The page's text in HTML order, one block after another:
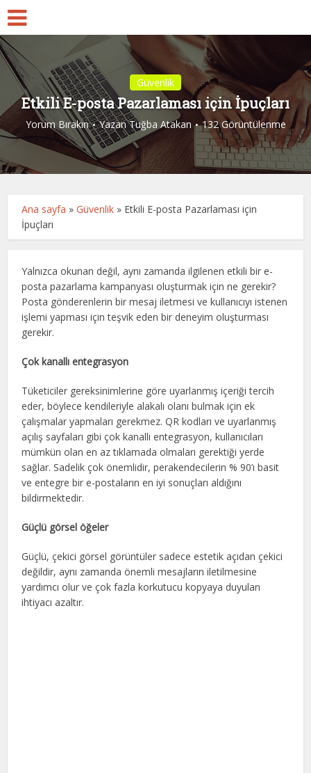
Güvenlik
Etkili E-posta Pazarlaması için İpuçları
Yorum Bırakın YazanTuğba Atakan 132 Görüntülenme
Ana sayfa »Güvenlik » Etkili E-posta Pazarlaması için
İpuçları
Yalnızca okunan değil, aynı zamanda ilgilenen etkili bir e-
posta pazarlama kampanyası oluşturmak için ne gerekir?
Posta gönderenlerin bir mesaj iletmesi ve kullanıcıyı istenen
işlemi yapması için teşvik eden bir deneyim oluşturması
gerekir.
Çok kanallı entegrasyon
Tüketiciler gereksinimlerine göre uyarlanmış içeriği tercih
eder, böylece kendileriyle alakalı olanı bulmak için ek
çalışmalar yapmaları gerekmez. QR kodları ve uyarlanmış
açılış sayfaları gibi çok kanallı entegrasyon, kullanıcıları
mümkün olan en az tıklamada olmaları gerektiği yerde
sağlar. Sadelik çok önemlidir, perakendecilerin % 90’ı basit
ve entegre bir e-postaların en iyi sonuçları aldığını
bildirmektedir.
Güçlü görsel öğeler
Güçlü, çekici görsel görüntüler sadece estetik açıdan çekici
değildir, aynı zamanda önemli mesajların iletilmesine
yardımcı olur ve çok fazla korkutucu kopyaya duyulan
ihtiyacı azaltır.